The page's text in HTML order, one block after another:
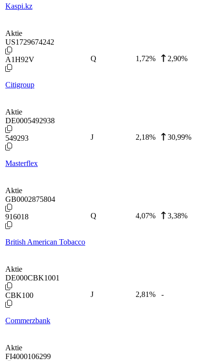
Kaspi.kz
Aktie
US1729674242
A1H92V
Citigroup
Q 1,72% 2,90%
Aktie
DE0005492938
549293
Masterflex
J 2,18% 30,99%
Aktie
GB0002875804
916018
British American Tobacco
Q 4,07% 3,38%
Aktie
DE000CBK1001
CBK100
Commerzbank
J 2,81% -
Aktie
FI4000106299